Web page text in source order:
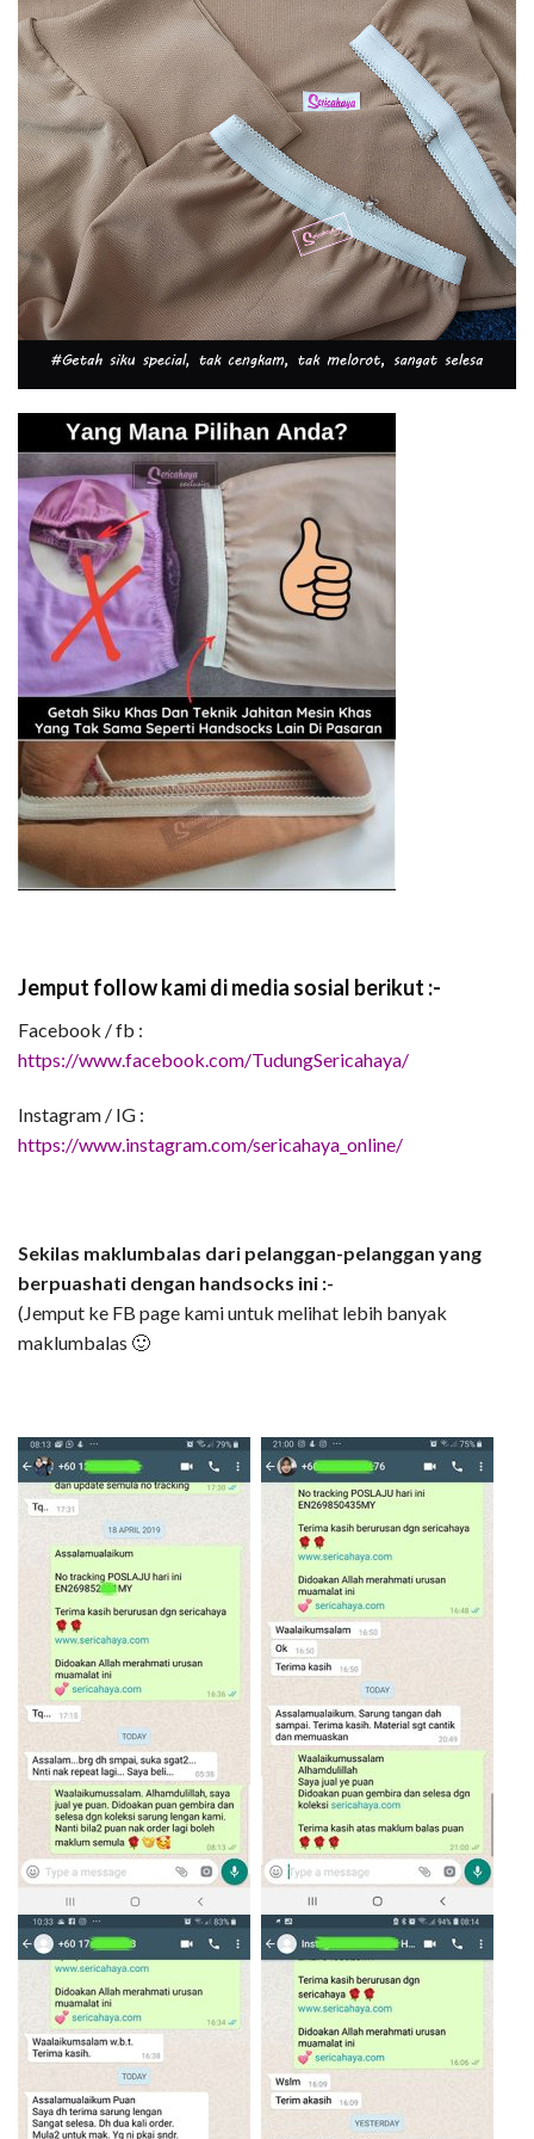
Jemput follow kami di media sosial berikut :-
Facebook / fb :
https://www.facebook.com/TudungSericahaya/
Instagram / IG :
https://www.instagram.com/sericahaya_online/
Sekilas maklumbalas dari pelanggan-pelanggan yang
berpuashati dengan handsocks ini :-
(Jemput ke FB page kami untuk melihat lebih banyak
maklumbalas 🙂